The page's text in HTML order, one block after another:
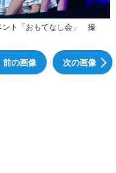
ント「おもてなし会」 撮
前の画像 次の画像